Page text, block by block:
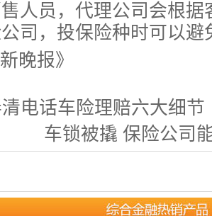
人员，代理公司会根
司，投保险种时可以
晚报》
电话车险理赔六大细节
车锁被撬 保险公司